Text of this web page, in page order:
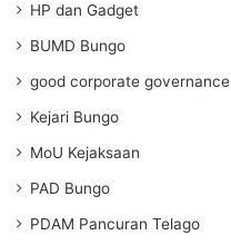
HP dan Gadget
BUMD Bungo
good corporate governance
Kejari Bungo
MoU Kejaksaan
PAD Bungo
PDAM Pancuran Telago